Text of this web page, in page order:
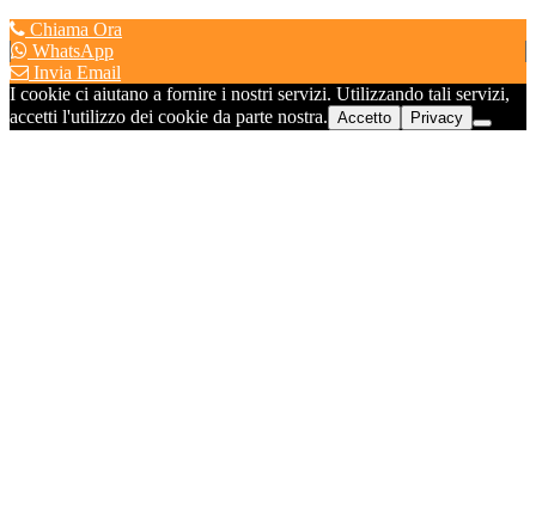
Chiama Ora
WhatsApp
Invia Email
I cookie ci aiutano a fornire i nostri servizi. Utilizzando tali servizi,
accetti l'utilizzo dei cookie da parte nostra. Accetto Privacy